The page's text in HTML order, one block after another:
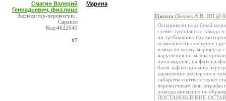
Смагин Валерий
Геннадьевич, физ.лицо
Экспедитор-перевозчик ,
Саранск
Код:4622049
#7
Марина
Цитата (Беляев А.В. ИП @
Оспаривали подобный
схеме: грузились с завода
по требованию
возможность смещение
рамки по всему маршруту
нарушения не
производили; на
были зафиксированы
заключение экспертов о
габариты соответствуют
перевозчикам шли штрафы
доводы внимание не
ПОСТАНОВЛЕНИЕ